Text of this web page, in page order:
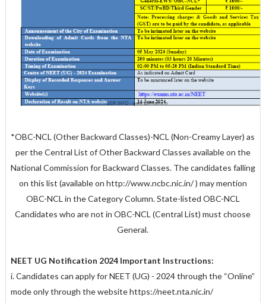
*OBC-NCL (Other Backward Classes)-NCL (Non-Creamy Layer) as
per the Central List of Other Backward Classes available on the
National Commission for Backward Classes. The candidates falling
on this list (available on http://www.ncbc.nic.in/ ) may mention
OBC-NCL in the Category Column. State-listed OBC-NCL
Candidates who are not in OBC-NCL (Central List) must choose
General.
NEET UG Notification 2024 Important Instructions:
i. Candidates can apply for NEET (UG) - 2024 through the “Online”
mode only through the website https://neet.nta.nic.in/